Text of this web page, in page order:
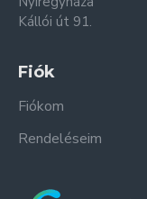
Kállói út 91.
Fiók
Fiókom
Rendeléseim